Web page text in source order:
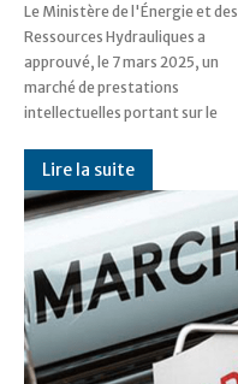
Le Ministère de l'Énergie et des
Ressources Hydrauliques a
approuvé, le 7 mars 2025, un
marché de prestations
intellectuelles portant sur le
diagnostic et les travaux de
réparation des fuites dans le
réseau du Grand Libreville. Financé
sur le budget 2024 selon les
Lire la suite